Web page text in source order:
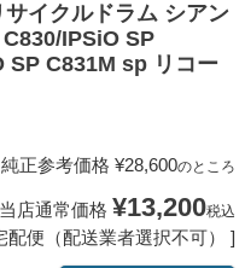
イクルドラム シアン
IPSiO SP
SP C831M sp リコー
純正参考価格 ¥28,600のところ
当店通常価格 ¥13,200税込
配便（配送業者選択不可）